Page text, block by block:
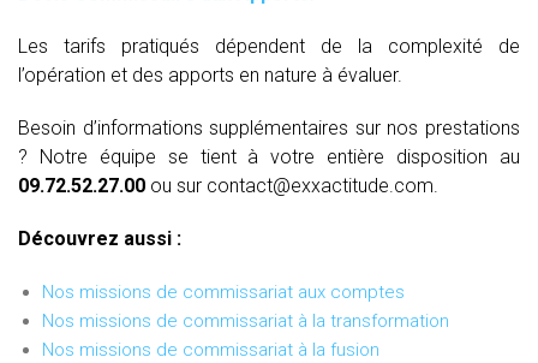
Les tarifs pratiqués dépendent de la complexité de
l’opération et des apports en nature à évaluer.
Besoin d’informations supplémentaires sur nos prestations
? Notre équipe se tient à votre entière disposition au
09.72.52.27.00 ou sur contact@exxactitude.com.
Découvrez aussi :
Nos missions de commissariat aux comptes
Nos missions de commissariat à la transformation
Nos missions de commissariat à la fusion